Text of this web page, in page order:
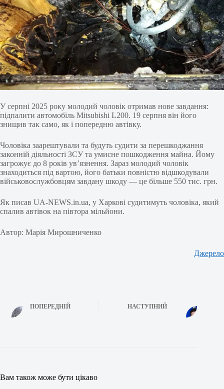
У серпні 2025 року молодий чоловік отримав нове завдання:
підпалити автомобіль Mitsubishi L200. 19 серпня він його
знищив так само, як і попередню автівку.
Чоловіка заарештували та будуть судити за перешкоджання
законній діяльності ЗСУ та умисне пошкодження майна. Йому
загрожує до 8 років ув’язнення. Зараз молодий чоловік
знаходиться під вартою, його батьки повністю відшкодували
військовослужбовцям завдану шкоду — це більше 550 тис. грн.
Як писав UA-NEWS.in.ua, у Харкові судитимуть чоловіка, який
спалив автівок на півтора мільйони.
Автор: Марія Мирошниченко
Джерело
ПОПЕРЕДНІЙ НАСТУПНИЙ
Вам також може бути цікаво